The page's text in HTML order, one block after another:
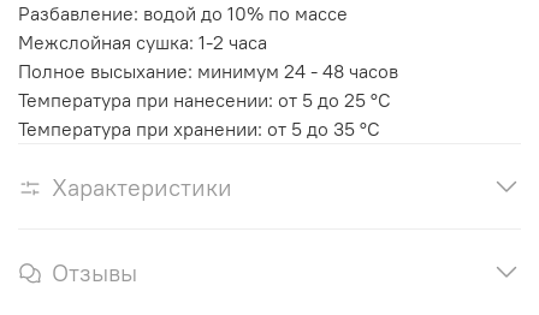
Разбавление: водой до 10% по массе
Межслойная сушка: 1-2 часа
Полное высыхание: минимум 24 - 48 часов
Температура при нанесении: от 5 до 25 °C
Температура при хранении: от 5 до 35 °C
Характеристики
Отзывы